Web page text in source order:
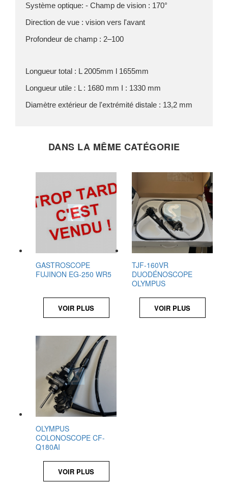
Système optique: - Champ de vision : 170°
Direction de vue : vision vers l'avant
Profondeur de champ : 2–100
Longueur total : L 2005mm l 1655mm
Longueur utile : L : 1680 mm I : 1330 mm
Diamètre extérieur de l'extrémité distale : 13,2 mm
DANS LA MÊME CATÉGORIE
GASTROSCOPE
FUJINON EG-250 WR5
VOIR PLUS
TJF-160VR
DUODÉNOSCOPE
OLYMPUS
VOIR PLUS
OLYMPUS
COLONOSCOPE CF-
Q180AI
VOIR PLUS